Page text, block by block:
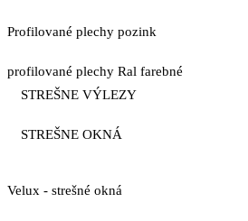
Profilované plechy pozink
profilované plechy Ral farebné
STREŠNE VÝLEZY
STREŠNE OKNÁ
Velux - strešné okná